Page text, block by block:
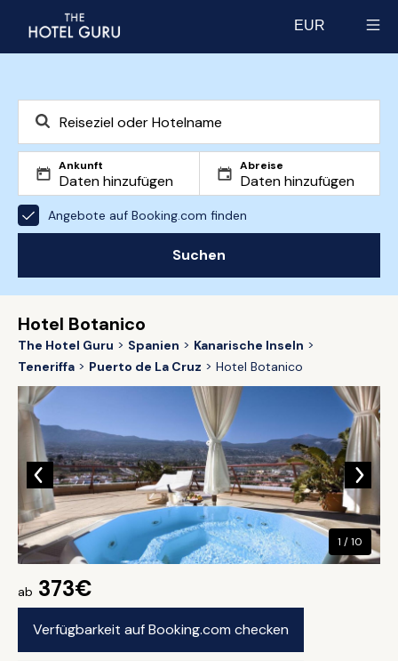
EUR
Ankunft Abreise
Angebote auf Booking.com finden
Suchen
Hotel Botanico
The Hotel Guru Spanien
Kanarische Inseln
Teneriffa
Puerto de La Cruz Hotel Botanico
ab 373€
Verfügbarkeit auf Booking.com checken
1 / 10